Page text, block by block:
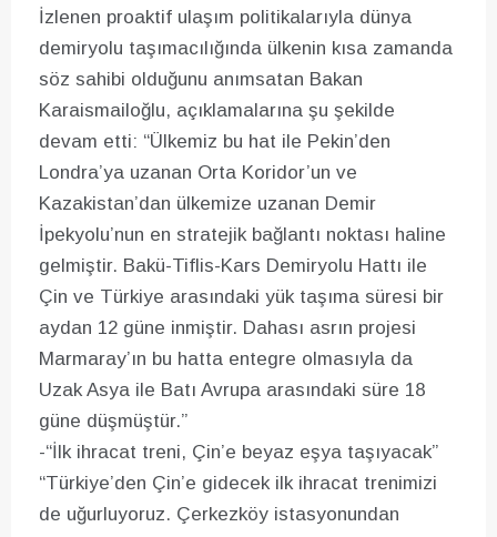
İzlenen proaktif ulaşım politikalarıyla dünya
demiryolu taşımacılığında ülkenin kısa zamanda
söz sahibi olduğunu anımsatan Bakan
Karaismailoğlu, açıklamalarına şu şekilde
devam etti: “Ülkemiz bu hat ile Pekin’den
Londra’ya uzanan Orta Koridor’un ve
Kazakistan’dan ülkemize uzanan Demir
İpekyolu’nun en stratejik bağlantı noktası haline
gelmiştir. Bakü-Tiflis-Kars Demiryolu Hattı ile
Çin ve Türkiye arasındaki yük taşıma süresi bir
aydan 12 güne inmiştir. Dahası asrın projesi
Marmaray’ın bu hatta entegre olmasıyla da
Uzak Asya ile Batı Avrupa arasındaki süre 18
güne düşmüştür.”
-“İlk ihracat treni, Çin’e beyaz eşya taşıyacak”
“Türkiye’den Çin’e gidecek ilk ihracat trenimizi
de uğurluyoruz. Çerkezköy istasyonundan